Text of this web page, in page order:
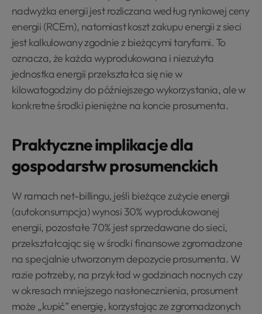
nadwyżka energii jest rozliczana według rynkowej ceny
energii (RCEm), natomiast koszt zakupu energii z sieci
jest kalkulowany zgodnie z bieżącymi taryfami. To
oznacza, że każda wyprodukowana i niezużyta
jednostka energii przekształca się nie w
kilowatogodziny do późniejszego wykorzystania, ale w
konkretne środki pieniężne na koncie prosumenta.
Praktyczne implikacje dla
gospodarstw prosumenckich
W ramach net-billingu, jeśli bieżące zużycie energii
(autokonsumpcja) wynosi 30% wyprodukowanej
energii, pozostałe 70% jest sprzedawane do sieci,
przekształcając się w środki finansowe zgromadzone
na specjalnie utworzonym depozycie prosumenta. W
razie potrzeby, na przykład w godzinach nocnych czy
w okresach mniejszego nasłonecznienia, prosument
może „kupić” energię, korzystając ze zgromadzonych